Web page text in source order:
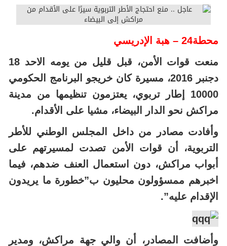
محطة24 – هبة الإدريسي
منعت قوات الأمن، قبل قليل من يومه الاحد 18
دجنبر 2016، مسيرة كان خريجو البرنامج الحكومي
10000 إطار تربوي، يعتزمون تنظيمها من مدينة
مراكش نحو الدار البيضاء، مشيا على الأقدام.
وأفادت مصادر من داخل المجلس الوطني للأطر
التربوية، أن قوات الأمن تصدت لمسيرتهم على
أبواب مراكش، دون استعمال العنف ضدهم، فيما
اخبرهم ممسؤولون محليون ب”خطورة ما يريدون
الإقدام عليه”.
وأضافت المصادر، أن والي جهة مراكش، ومدير